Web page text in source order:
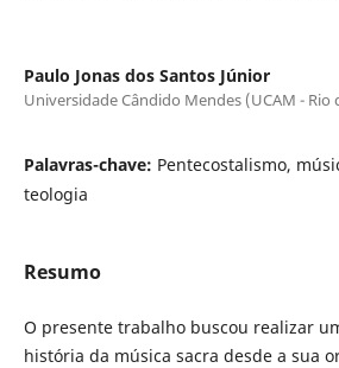
Paulo Jonas dos Santos Júnior
Universidade Cândido Mendes (UCAM - Rio
Palavras-chave: Pentecostalismo,
teologia
Resumo
O presente trabalho buscou realizar
história da música sacra desde a sua